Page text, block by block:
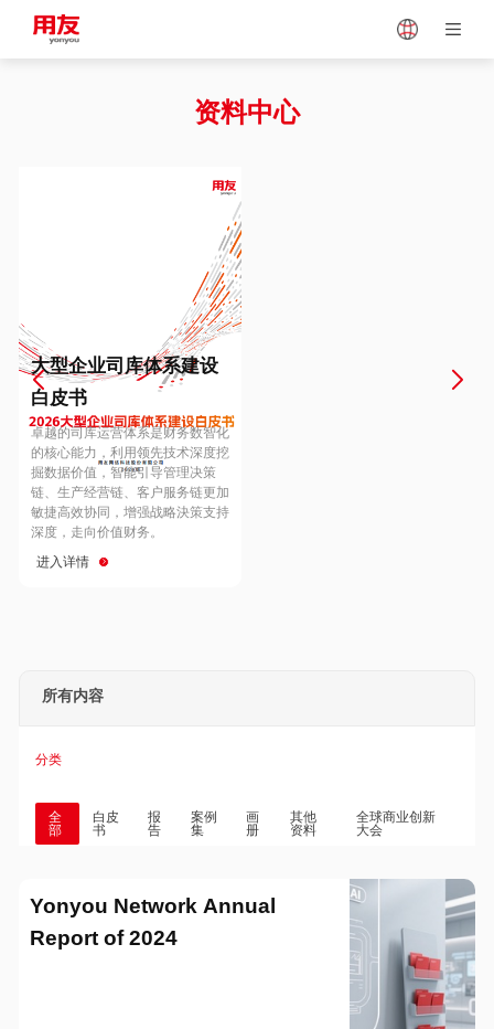
Vietnam
Europe
Hungary
Hong Kong
资料中心
大型企业司库体系建设
白皮书
卓越的司库运营体系是财务数智化
的核心能力，利用领先技术深度挖
掘数据价值，智能引导管理决策
链、生产经营链、客户服务链更加
敏捷高效协同，增强战略決策支持
深度，走向价值财务。
进入详情
所有内容
分类
全
部
白皮
书
报
告
案例
集
画
册
其他
资料
全球商业创新
大会
Yonyou Network Annual
Report of 2024